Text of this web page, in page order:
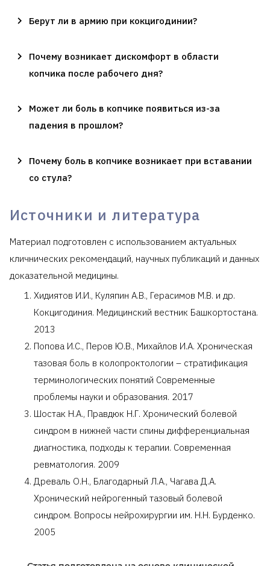
Берут ли в армию при кокцигодинии?
Почему возникает дискомфорт в области
копчика после рабочего дня?
Может ли боль в копчике появиться из-за
падения в прошлом?
Почему боль в копчике возникает при вставании
со стула?
Источники и литература
Материал подготовлен с использованием актуальных
кличнических рекомендаций, научных публикаций и данных
доказательной медицины.
Хидиятов И.И., Куляпин А.В., Герасимов М.В. и др.
Кокцигодиния. Медицинский вестник Башкортостана.
2013
Попова И.С., Перов Ю.В., Михайлов И.А. Хроническая
тазовая боль в колопроктологии – стратификация
терминологических понятий Современные
проблемы науки и образования. 2017
Шостак Н.А., Правдюк Н.Г. Хронический болевой
синдром в нижней части спины дифференциальная
диагностика, подходы к терапии. Современная
ревматология. 2009
Древаль О.Н., Благодарный Л.А., Чагава Д.А.
Хронический нейрогенный тазовый болевой
синдром. Вопросы нейрохирургии им. Н.Н. Бурденко.
2005